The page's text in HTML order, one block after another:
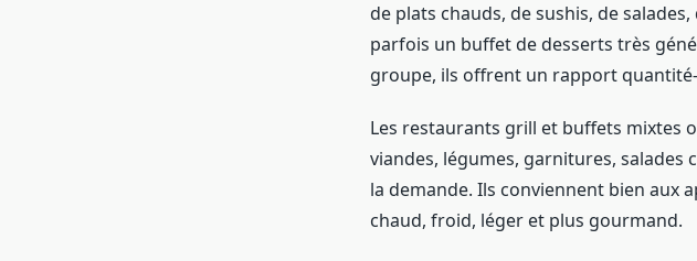
de plats chauds, de sushis, de
parfois un buffet de desserts très
groupe, ils offrent un rapport
Les restaurants grill et buffets mixtes
viandes, légumes, garnitures, salades
la demande. Ils conviennent bien aux
chaud, froid, léger et plus gourmand.